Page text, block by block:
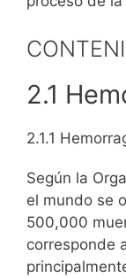
2.1
2.1.1
Según la
el mundo se
500,000
corresponde